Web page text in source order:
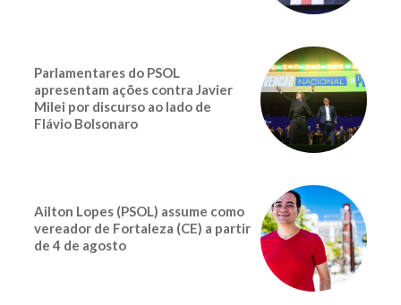
Parlamentares do PSOL
apresentam ações contra Javier
Milei por discurso ao lado de
Flávio Bolsonaro
Ailton Lopes (PSOL) assume como
vereador de Fortaleza (CE) a partir
de 4 de agosto